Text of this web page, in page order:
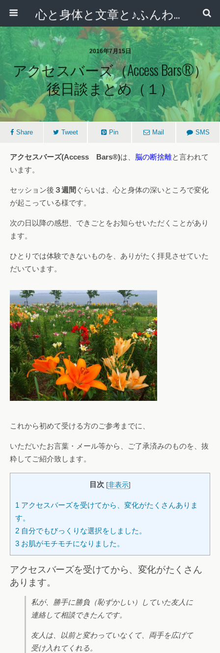
心と身体と文章と♪ふんわりシンプルライフ講座 【西宮・宝塚】
2016年7月15日
アクセスバーズ（Access Bars®）
後日談まとめ（１）
Share Tweet Pin Mail SMS
アクセスバーズ(Access Bars®)は、 脳の断捨離と言われて
います。
セッション後 ３週間 ぐらいは、心と身体の深いところで変化
が起こっている様です。
次の日以降の感想、できごとをお知らせいただくことがあり
ます。
ひとりでは体験できないものを、ありがたく拝見させていた
だいています。
これから初めて受ける方のご参考までに、
いただいたお言葉・メール等から、ご了承済みのものを、抜
粋してご紹介致します。
目次 [非表示]
1 アクセスバーズを受けてから、変化がたくさんありま
す。
2 自分でもびっくりな選択をしました。
3 お肌がモチモチになりました。
アクセスバーズを受けてから、変化がたくさん
あります。
私が、勝手に勝負（恥ずかしい）していた友人に
連絡して相談できたんです。
友人は、以前と変わっていなくて、両手を広げて
受け入れてくれる。